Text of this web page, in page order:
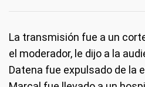
La transmisión fue a un
el moderador, le dijo a la
Datena fue expulsado de la